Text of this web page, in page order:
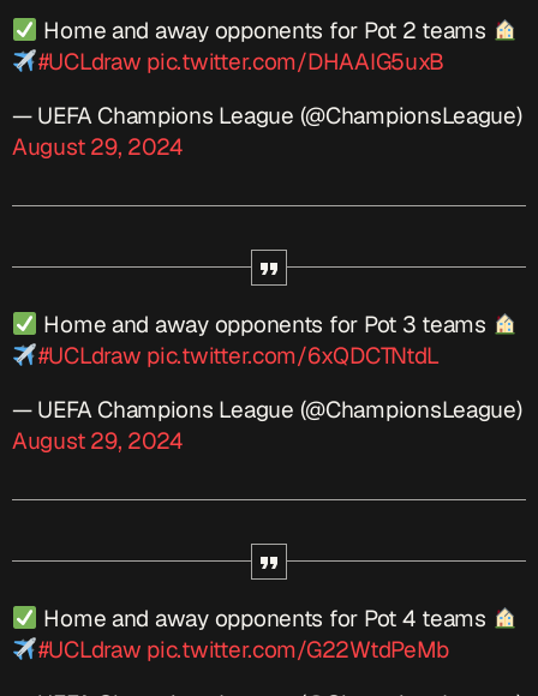
Home and away opponents for Pot 2 teams
#UCLdraw pic.twitter.com/DHAAIG5uxB
— UEFA Champions League (@ChampionsLeague)
August 29, 2024
Home and away opponents for Pot 3 teams
#UCLdraw pic.twitter.com/6xQDCTNtdL
— UEFA Champions League (@ChampionsLeague)
August 29, 2024
Home and away opponents for Pot 4 teams
#UCLdraw pic.twitter.com/G22WtdPeMb